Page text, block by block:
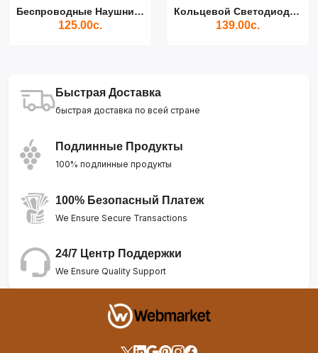
Беспроводные Наушники Air...
125.00с.
Кольцевой Светодиодный Св...
139.00с.
Быстрая Доставка
быстрая доставка по всей стране
Подлинные Продукты
100% подлинные продукты
100% Безопасный Платеж
We Ensure Secure Transactions
24/7 Центр Поддержки
We Ensure Quality Support